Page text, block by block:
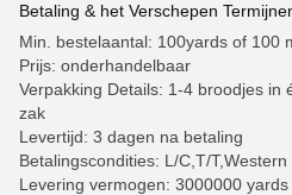
Betaling & het Verschepen
Min. bestelaantal: 100yards of 100
Prijs: onderhandelbaar
Verpakking Details: 1-4 broodjes in
zak
Levertijd: 3 dagen na betaling
Betalingscondities: L/C,T/
Levering vermogen: 3000000